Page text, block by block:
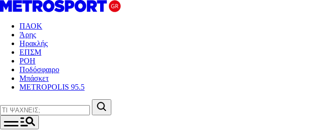
ΠΑΟΚ
Άρης
Ηρακλής
ΕΠΣΜ
ΡΟΗ
Ποδόσφαιρο
Μπάσκετ
METROPOLIS 95.5